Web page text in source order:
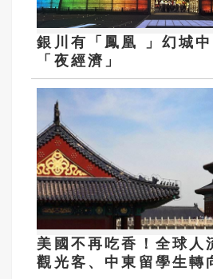
銀川有「鳳凰 」幻城
「夜經濟」
美國不再吃香！全球
觀光客、中東留學生轉